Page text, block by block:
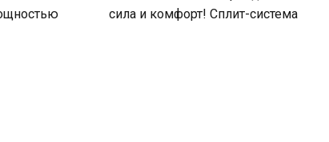
сила и комфорт! Сплит-система